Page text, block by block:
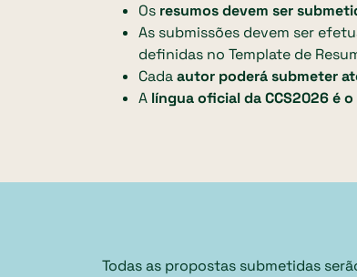
Os resumos devem ser
As submissões devem ser
definidas no Template de
Cadaautor poderá submeter
A língua oficial da CCS2026 é
Todas as propostas submetidas